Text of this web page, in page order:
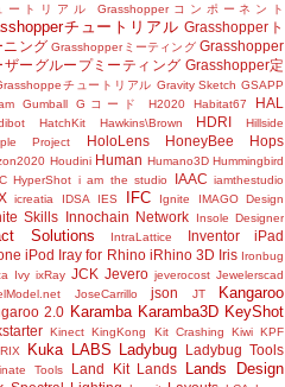
ートリアル
Grasshopperコンポーネント
チュートリアル Grasshopperト
ニング Grasshopperミーティング Grasshopper
ザーグループミーティング Grasshopper定
チュートリアル Gravity Sketch GSAPP
Gumball Gコード H2020 Habitat67 HAL
HatchKit Hawkins\Brown HDRI
Hillside
Project
HoloLens HoneyBee Hops
Houdini Human Humano3D Hummingbird
HyperShot i am the studio IAAC iamthestudio
icreatia IDSA IES IFC Ignite IMAGO Design
Skills Innochain Network Insole Designer
Solutions IntraLattice Inventor
iPad
iPod Iray for Rhino iRhino 3D Iris Ironbug
Ivy ixRay JCK Jevero jeverocost Jewelerscad
JoseCarrillo json JT Kangaroo
2.0 Karamba Karamba3D KeyShot
Kinect KingKong Kit Crashing Kiwi KPF
Kuka LABS Ladybug Ladybug Tools
Tools Land Kit Lands Lands Design